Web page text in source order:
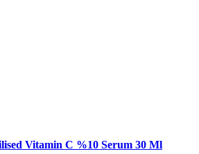
Vitamin C %10 Serum 30 Ml